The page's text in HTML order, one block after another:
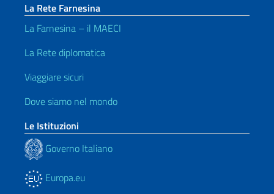
La Rete Farnesina
La Farnesina – il MAECI
La Rete diplomatica
Viaggiare sicuri
Dove siamo nel mondo
Le Istituzioni
Governo Italiano
Europa.eu